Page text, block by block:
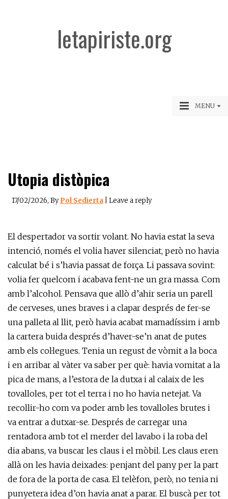
letapiriste.org
MENU
Utopia distòpica
17/02/2026, ByPol Sedierta Leave a reply
El despertador va sortir volant. No havia estat la seva
intenció, només el volia haver silenciat, però no havia
calculat bé i s’havia passat de força. Li passava sovint:
volia fer quelcom i acabava fent-ne un gra massa. Com
amb l’alcohol. Pensava que allò d’ahir seria un parell
de cerveses, unes braves i a clapar després de fer-se
una palleta al llit, però havia acabat mamadíssim i amb
la cartera buida després d’haver-se’n anat de putes
amb els col·legues. Tenia un regust de vòmit a la boca
i en arribar al vàter va saber per què: havia vomitat a la
pica de mans, a l’estora de la dutxa i al calaix de les
tovalloles, per tot el terra i no ho havia netejat. Va
recollir-ho com va poder amb les tovalloles brutes i
va entrar a dutxar-se. Després de carregar una
rentadora amb tot el merder del lavabo i la roba del
dia abans, va buscar les claus i el mòbil. Les claus eren
allà on les havia deixades: penjant del pany per la part
de fora de la porta de casa. El telèfon, però, no tenia ni
punyetera idea d’on havia anat a parar. El buscà per tot